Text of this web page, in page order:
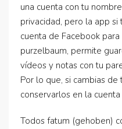
una cuenta con tu
privacidad, pero la app
cuenta de Facebook
purzelbaum, permite
vídeos y notas con tu
Por lo que, si cambias
conservarlos en la
Todos fatum (gehoben)